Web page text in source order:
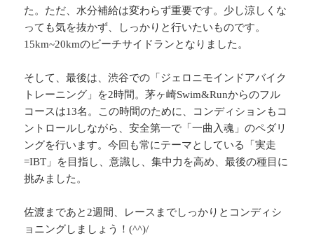
た。ただ、水分補給は変わらず重要です。少し涼しくな
っても気を抜かず、しっかりと行いたいものです。
15km~20kmのビーチサイドランとなりました。
そして、最後は、渋谷での「ジェロニモインドアバイク
トレーニング」を2時間。茅ヶ崎Swim&Runからのフル
コースは13名。この時間のために、コンディションもコ
ントロールしながら、安全第一で「一曲入魂」のペダリ
ングを行います。今回も常にテーマとしている「実走
=IBT」を目指し、意識し、集中力を高め、最後の種目に
挑みました。
佐渡まであと2週間、レースまでしっかりとコンディシ
ョニングしましょう！(^^)/